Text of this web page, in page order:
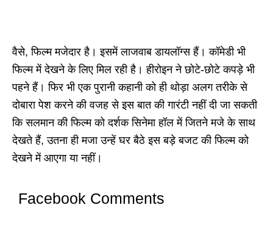
वैसे, फिल्म मजेदार है। इसमें लाजवाब डायलॉग्स हैं। कॉमेडी भी
फिल्म में देखने के लिए मिल रही है। हीरोइन ने छोटे-छोटे कपड़े भी
पहने हैं। फिर भी एक पुरानी कहानी को ही थोड़ा अलग तरीके से
दोबारा पेश करने की वजह से इस बात की गारंटी नहीं दी जा सकती
कि सलमान की फिल्म को दर्शक सिनेमा हॉल में जितने मजे के साथ
देखते हैं, उतना ही मजा उन्हें घर बैठे इस बड़े बजट की फिल्म को
देखने में आएगा या नहीं।
Facebook Comments